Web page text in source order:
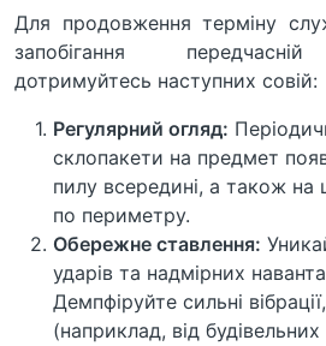
Для продовження терміну
запобігання передчасній
дотримуйтесь наступних совій:
Регулярний огляд:
склопакети на предмет
пилу всередині, а також на
по периметру.
Обережне ставлення:
ударів та надмірних
Демпфіруйте сильні
(наприклад, від будівельних